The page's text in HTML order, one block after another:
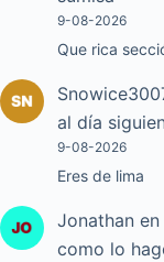
9-08-2026
Que rica
al día
9-08-2026
Eres de lima
Jonathan en
como lo